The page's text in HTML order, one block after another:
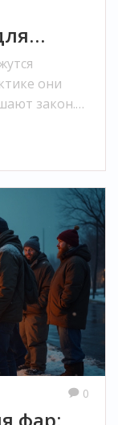
они
закон.
выбрать
0